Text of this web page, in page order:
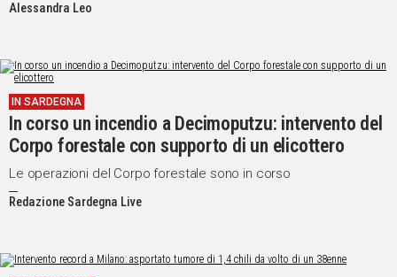
Alessandra Leo
IN SARDEGNA
In corso un incendio a Decimoputzu: intervento del
Corpo forestale con supporto di un elicottero
Le operazioni del Corpo forestale sono in corso
Redazione Sardegna Live